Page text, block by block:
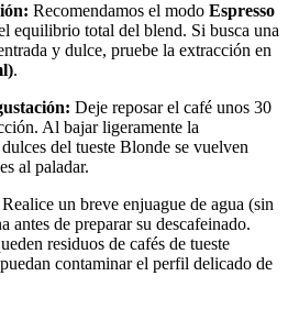
Recomendamos el modo Espresso
equilibrio total del blend. Si busca una
y dulce, pruebe la extracción en
.
Deje reposar el café unos 30
Al bajar ligeramente la
del tueste Blonde se vuelven
al paladar.
Realice un breve enjuague de agua (sin
antes de preparar su descafeinado.
residuos de cafés de tueste
contaminar el perfil delicado de